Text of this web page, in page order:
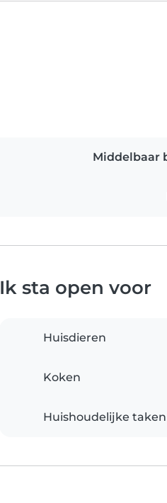
Middelbaar
Ik sta open voor
Huisdieren
Koken
Huishoudelijke taken